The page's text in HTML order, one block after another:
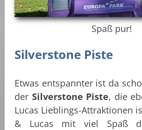
Spaß pur!
Silverstone Piste
Etwas entspannter ist da
der Silverstone Piste, die
Lucas Lieblings-Attraktionen
& Lucas mit viel Spaß